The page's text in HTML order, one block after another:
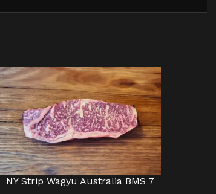
DODAJ U KOŠARICU
NY Strip Wagyu Australia BMS 7